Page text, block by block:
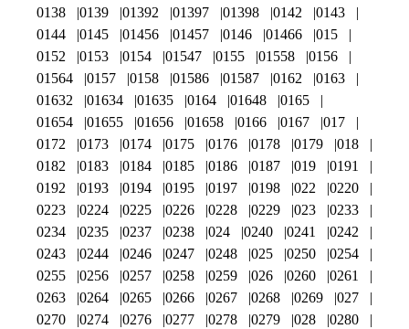
0138
0139 01392 01397 01398 0142
0143
0144
0145 01456 01457 0146 01466
015
0152
0153 0154 01547 0155 01558
0156
01564
0157 0158 01586 01587 0162
0163
01632
01634 01635 0164 01648
0165
01654
01655 01656 01658 0166 0167
017
0172
0173 0174 0175 0176 0178 0179
018
0182
0183 0184 0185 0186 0187 019
0191
0192
0193 0194 0195 0197 0198 022
0220
0223
0224 0225 0226 0228 0229 023
0233
0234
0235 0237 0238 024 0240 0241
0242
0243
0244 0246 0247 0248 025 0250
0254
0255
0256 0257 0258 0259 026 0260
0261
0263
0264 0265 0266 0267 0268 0269
027
0270
0274 0276 0277 0278 0279 028 0280